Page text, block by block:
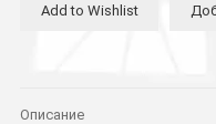
6шт
глянец/
Add to Wishlist
Описание